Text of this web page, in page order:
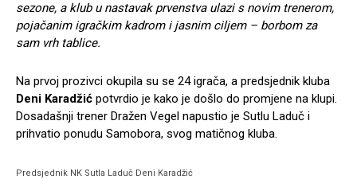
sezone, a klub u nastavak prvenstva ulazi s novim trenerom,
pojačanim igračkim kadrom i jasnim ciljem – borbom za
sam vrh tablice.
Na prvoj prozivci okupila su se 24 igrača, a predsjednik kluba
Deni Karadžić potvrdio je kako je došlo do promjene na klupi.
Dosadašnji trener Dražen Vegel napustio je Sutlu Laduč i
prihvatio ponudu Samobora, svog matičnog kluba.
Predsjednik NK Sutla Laduč Deni Karadžić